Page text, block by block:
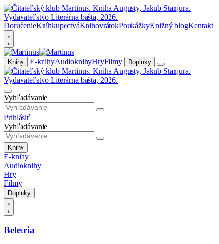
DoručenieKníhkupectváKnihovrátokPoukážkyKnižný blogKontakt
Knihy E-knihyAudioknihyHryFilmy Doplnky
Vyhľadávanie
Prihlásiť
Vyhľadávanie
Knihy
E-knihy
Audioknihy
Hry
Filmy
Doplnky
Beletria